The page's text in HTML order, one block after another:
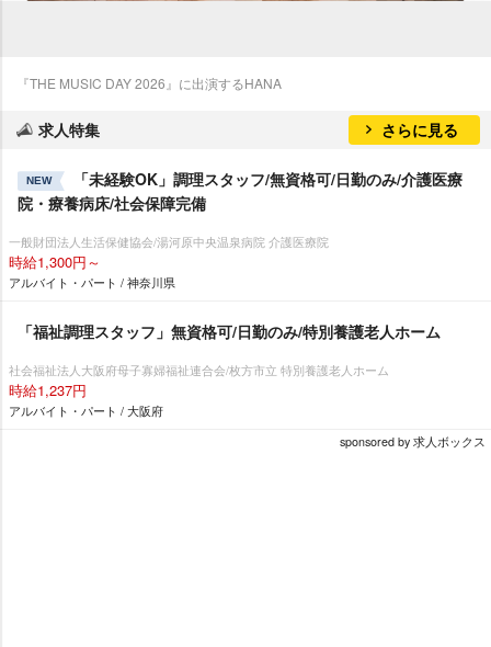
『THE MUSIC DAY 2026』に出演するHANA
求人特集 さらに見る
NEW
「未経験OK」調理スタッフ/無資格可/日勤のみ/介護医療
院・療養病床/社会保障完備
一般財団法人生活保健協会/湯河原中央温泉病院 介護医療院
時給1,300円～
アルバイト・パート / 神奈川県
「福祉調理スタッフ」無資格可/日勤のみ/特別養護老人ホーム
社会福祉法人大阪府母子寡婦福祉連合会/枚方市立 特別養護老人ホーム
時給1,237円
アルバイト・パート / 大阪府
sponsored by 求人ボックス